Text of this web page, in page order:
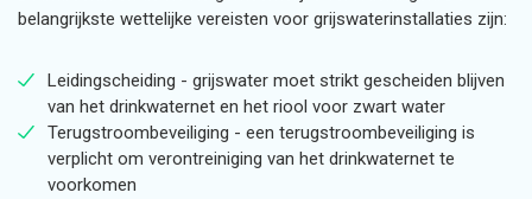
belangrijkste wettelijke vereisten voor grijswaterinstallaties zijn:
Leidingscheiding - grijswater moet strikt gescheiden blijven
van het drinkwaternet en het riool voor zwart water
Terugstroombeveiliging - een terugstroombeveiliging is
verplicht om verontreiniging van het drinkwaternet te
voorkomen